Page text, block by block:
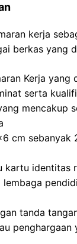
kerja
berkas yang
Kerja
serta
mencakup
cm
kartu identitas
lembaga
tanda